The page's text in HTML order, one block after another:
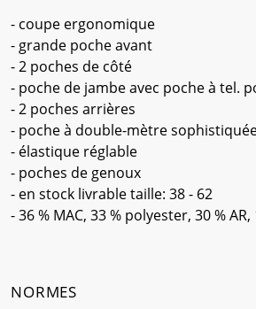
- coupe ergonomique
- grande poche avant
- 2 poches de côté
- poche de jambe avec poche à tel.
- 2 poches arrières
- poche à double-mètre
- élastique réglable
- poches de genoux
- en stock livrable taille: 38 - 62
- 36 % MAC, 33 % polyester, 30 % AR,
NORMES